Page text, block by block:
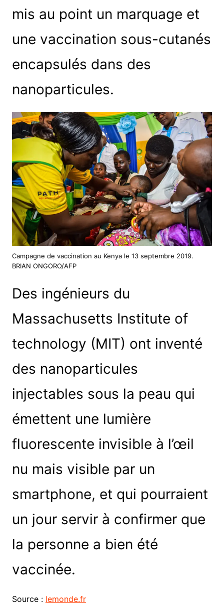
mis au point un marquage et
une vaccination sous-cutanés
encapsulés dans des
nanoparticules.
Campagne de vaccination au Kenya le 13 septembre 2019.
BRIAN ONGORO/AFP
Des ingénieurs du
Massachusetts Institute of
technology (MIT) ont inventé
des nanoparticules
injectables sous la peau qui
émettent une lumière
fluorescente invisible à l’œil
nu mais visible par un
smartphone, et qui pourraient
un jour servir à confirmer que
la personne a bien été
vaccinée.
Source : lemonde.fr